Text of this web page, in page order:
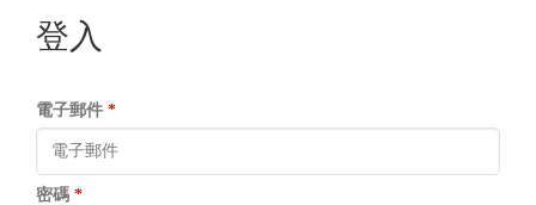
登入
電子郵件 *
密碼 *